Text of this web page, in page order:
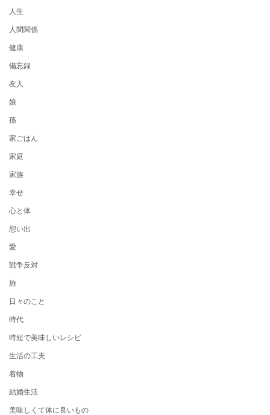
人生
人間関係
健康
備忘録
友人
娘
孫
家ごはん
家庭
家族
幸せ
心と体
想い出
愛
戦争反対
旅
日々のこと
時代
時短で美味しいレシピ
生活の工夫
着物
結婚生活
美味しくて体に良いもの